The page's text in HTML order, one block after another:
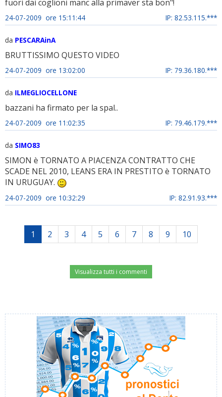
fuori dai coglioni manc alla primaver sta bon"!
24-07-2009 ore 15:11:44 IP: 82.53.115.***
da PESCARAinA
BRUTTISSIMO QUESTO VIDEO
24-07-2009 ore 13:02:00 IP: 79.36.180.***
da ILMEGLIOCELLONE
bazzani ha firmato per la spal..
24-07-2009 ore 11:02:35 IP: 79.46.179.***
da SIMO83
SIMON è TORNATO A PIACENZA CONTRATTO CHE
SCADE NEL 2010, LEANS ERA IN PRESTITO è TORNATO
IN URUGUAY.
24-07-2009 ore 10:32:29 IP: 82.91.93.***
1 2 3 4 5 6 7 8 9 10
Visualizza tutti i commenti